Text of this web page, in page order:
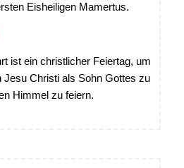
Eisheiligen Mamertus.
ist ein christlicher Feiertag, um
Jesu Christi als Sohn Gottes zu
Himmel zu feiern.